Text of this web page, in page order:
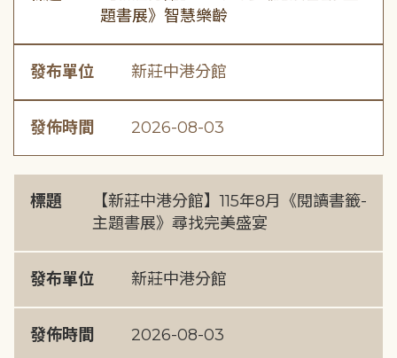
題書展》智慧樂齡
發布單位 新莊中港分館
發佈時間 2026-08-03
標題
【新莊中港分館】115年8月《閱讀書籤-
主題書展》尋找完美盛宴
發布單位 新莊中港分館
發佈時間 2026-08-03